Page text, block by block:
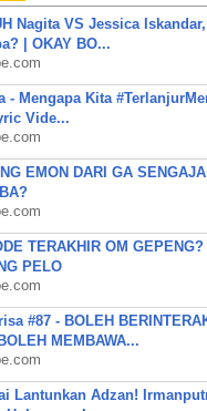
Nagita VS Jessica
| OKAY BO...
- Mengapa Kita
Vide...
EMON DARI GA
TERAKHIR OM GEPENG?
PELO
#87 - BOLEH
MEMBAWA...
Lantunkan Adzan!